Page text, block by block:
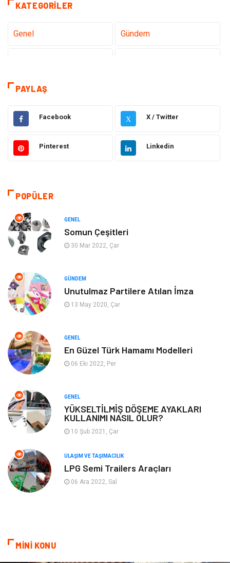
KATEGORILER
Genel Gündem
Tanıtıcı Reklam
Elektrik Elektronik Makine
Otomotiv Ulaşım ve Taşımacılık
Giyim
Eğitim & Kariyer
Alışveriş
Organizasyon Mobilya
Tatil Finans & Ekonomi
Turizm
Aksesuar
Plastik
Ambalaj Eğlence
Pazarlama
PAYLAŞ
Facebook X X / Twitter
Pinterest Linkedin
POPÜLER
GENEL
Somun Çeşitleri
30 Mar 2022, Çar
GÜNDEM
Unutulmaz Partilere Atılan İmza
13 May 2020, Çar
GENEL
En Güzel Türk Hamamı Modelleri
06 Eki 2022, Per
GENEL
YÜKSELTİLMİŞ DÖŞEME AYAKLARI
KULLANIMI NASIL OLUR?
10 Şub 2021, Çar
ULAŞIM VE TAŞIMACILIK
LPG Semi Trailers Araçları
06 Ara 2022, Sal
MİNİ KONU